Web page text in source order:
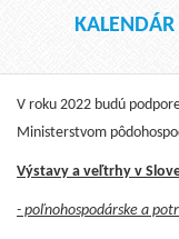
V roku 2022 budú
Ministerstvom
Výstavy a veľtrhy v
- poľnohospodárske a